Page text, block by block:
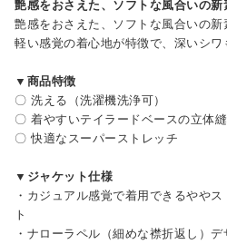
艶感をおさえた、ソフトな風合いの
艶感をおさえた、ソフトな風合いの新
軽い感覚の着心地が特徴で、深いシワ
▼商品特徴
〇 洗える（洗濯機洗浄可）
〇 着やすいテイラードベースの立体
〇 快適なスーパーストレッチ
▼ジャケット仕様
・カジュアル感覚で着用できるやや
ト
・ナローラペル（細めな襟折返し）